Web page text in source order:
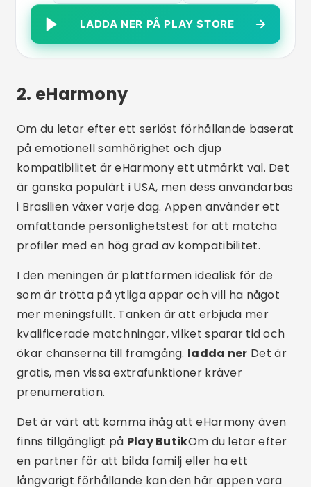
ökar chanserna till framgång.ladda nerDet är
gratis, men vissa extrafunktioner kräver
prenumeration.
finns tillgängligt påPlay Butik
långvarigt förhållande kan den här appen vara
precis vad du behöver.Ladda ner app
kan vara det första steget mot sann kärlek.
eharmony dejting och äkta
kärlek
ANDROID
2.85(64,1 000 recensioner)
5 miljoner+ nedladdningar
69 miljoner
LADDA NER PÅ PLAY STORE
3. Cirkel: Seriösa dejtingappar
Círculo är en brasiliansk app som har blivit